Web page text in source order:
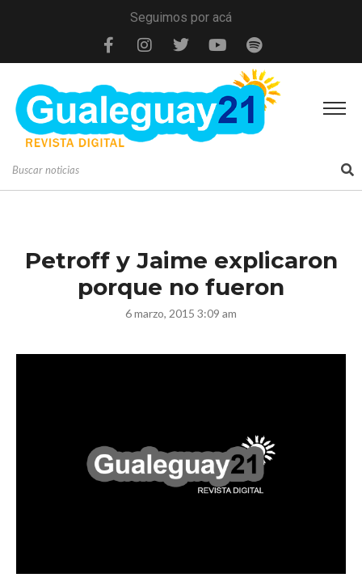
Seguimos por acá
Petroff y Jaime explicaron
porque no fueron
6 marzo, 2015 3:09 am